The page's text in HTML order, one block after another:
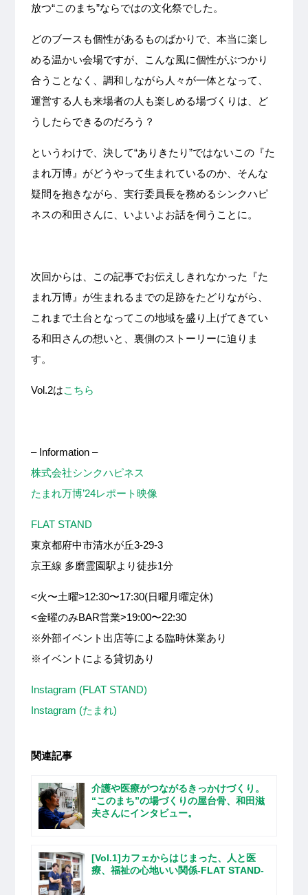
放つ“このまち”ならではの文化祭でした。
どのブースも個性があるものばかりで、本当に楽し
める温かい会場ですが、こんな風に個性がぶつかり
合うことなく、調和しながら人々が一体となって、
運営する人も来場者の人も楽しめる場づくりは、ど
うしたらできるのだろう？
というわけで、決して“ありきたり”ではないこの『た
まれ万博』がどうやって生まれているのか、そんな
疑問を抱きながら、実行委員長を務めるシンクハピ
ネスの和田さんに、いよいよお話を伺うことに。
次回からは、この記事でお伝えしきれなかった『た
まれ万博』が生まれるまでの足跡をたどりながら、
これまで土台となってこの地域を盛り上げてきてい
る和田さんの想いと、裏側のストーリーに迫りま
す。
Vol.2はこちら
– Information –
株式会社シンクハピネス
たまれ万博’24レポート映像
FLAT STAND
東京都府中市清水が丘3-29-3
京王線 多磨霊園駅より徒歩1分
<火〜土曜>12:30〜17:30(日曜月曜定休)
<金曜のみBAR営業>19:00〜22:30
※外部イベント出店等による臨時休業あり
※イベントによる貸切あり
Instagram (FLAT STAND)
Instagram (たまれ)
関連記事
介護や医療がつながるきっかけづくり。
“このまち”の場づくりの屋台骨、和田滋
夫さんにインタビュー。
[Vol.1]カフェからはじまった、人と医
療、福祉の心地いい関係-FLAT STAND-